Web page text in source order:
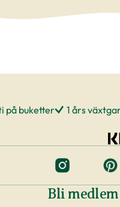
på buketter 1 års
Bli